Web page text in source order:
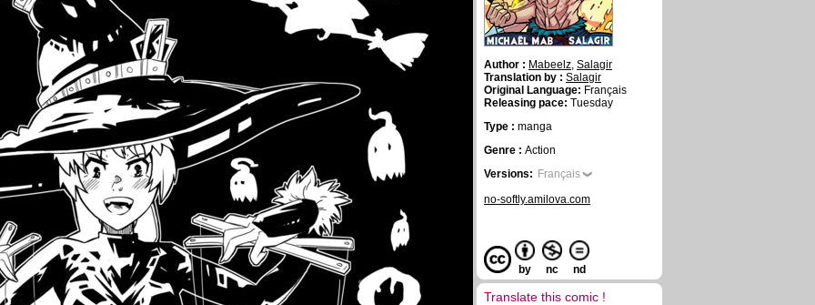
Author : Mabeelz, Salagir
Translation by : Salagir
Original Language: Français
Releasing pace: Tuesday
Type : manga
Genre : Action
Versions: Français
no-softly.amilova.com
by nc nd
Translate this comic !